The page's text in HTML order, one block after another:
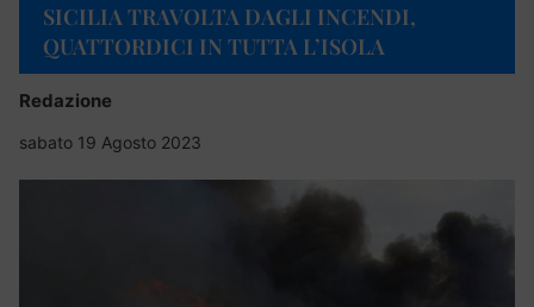
SICILIA TRAVOLTA DAGLI INCENDI,
QUATTORDICI IN TUTTA L’ISOLA
Redazione
sabato 19 Agosto 2023